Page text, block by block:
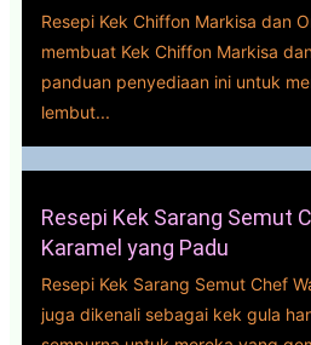
Resepi Kek Chiffon Markisa dan
membuat Kek Chiffon Markisa
panduan penyediaan ini untuk
lembut...
Resepi Kek Sarang Semut
Karamel yang Padu
Resepi Kek Sarang Semut Chef
juga dikenali sebagai kek gula